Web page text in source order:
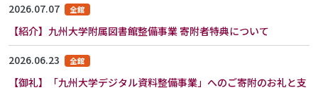
2026.07.07 全館
【紹介】九州大学附属図書館整備事業 寄附者特典について
2026.06.23 全館
【御礼】「九州大学デジタル資料整備事業」へのご寄附のお礼と支